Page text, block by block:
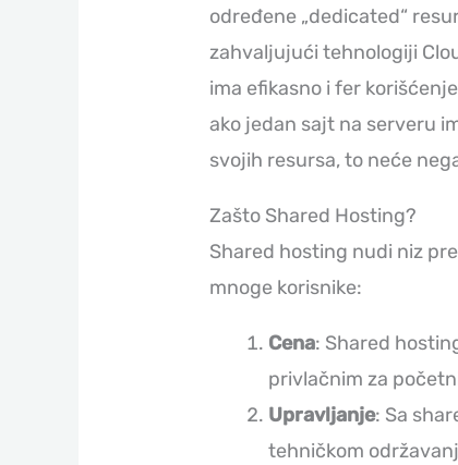
određene „dedicated“
zahvaljujući tehnologiji
ima efikasno i fer
ako jedan sajt na serveru
svojih resursa, to neće
Zašto Shared Hosting?
Shared hosting nudi niz
mnoge korisnike:
Cena: Shared
privlačnim za
Upravljanje: Sa
tehničkom